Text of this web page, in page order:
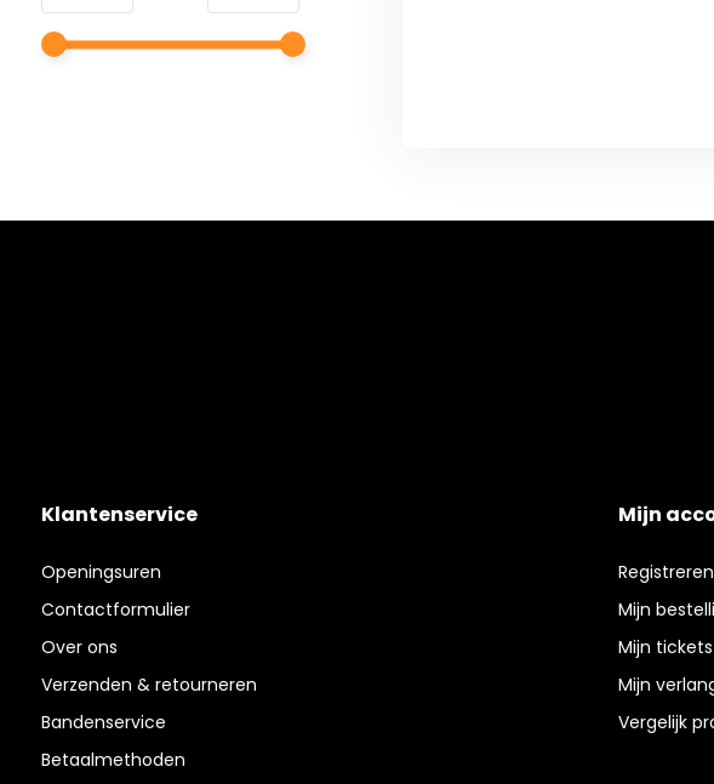
Klantenservice
Openingsuren
Contactformulier
Over ons
Verzenden & retourneren
Bandenservice
Betaalmethoden
Mijn
Registreren
Mijn
Mijn tickets
Mijn
Vergelijk